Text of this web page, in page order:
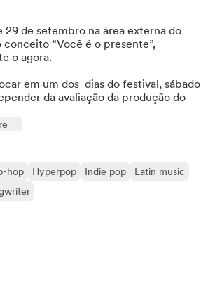
29 de setembro na área externa do
“Você é o presente”,
o agora.
em um dos  dias do festival, sábado
da avaliação da produção do
hop Hyperpop Indie pop
Latin music